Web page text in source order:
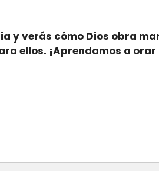
y verás cómo Dios obra
ellos. ¡Aprendamos a